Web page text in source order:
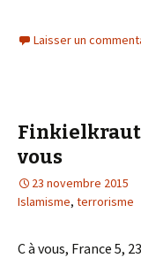
Laisser un
Finkielkraut
vous
23 novembre 2015
Islamisme, terrorisme
C à vous, France 5,